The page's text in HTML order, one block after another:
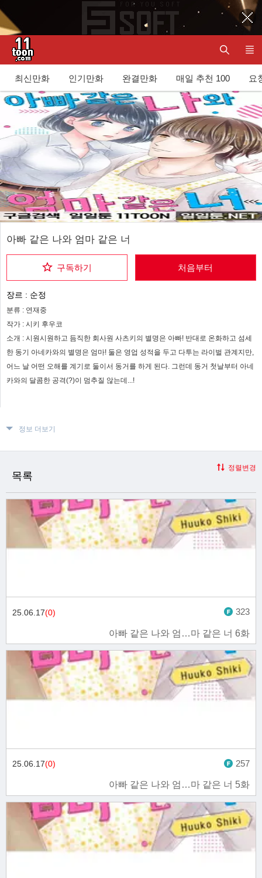
최신만화 인기만화 완결만화 매일 추천 100 요
아빠 같은 나와 엄마 같은 너
구독하기 처음부터
장르 : 순정
분류 : 연재중
작가 : 시키 후우코
소개 : 시원시원하고 듬직한 회사원 사츠키의 별명은 아빠! 반대로 온화하고 섬세
한 동기 아네카와의 별명은 엄마! 둘은 영업 성적을 두고 다투는 라이벌 관계지만,
어느 날 어떤 오해를 계기로 둘이서 동거를 하게 된다. 그런데 동거 첫날부터 아네
카와의 달콤한 공격(?)이 멈추질 않는데...!
정보 더보기
목록
정렬변경
아빠 같은 나와 엄…마 같은 너 6화
25.06.17(0) 323
아빠 같은 나와 엄…마 같은 너 5화
25.06.17(0) 257